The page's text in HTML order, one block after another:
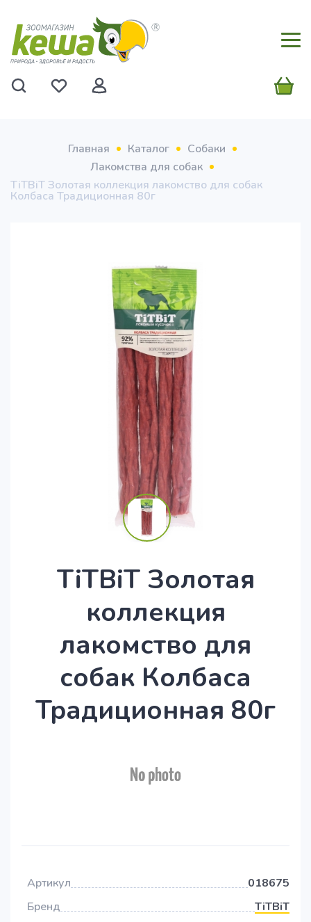
Главная Каталог
Собаки
Лакомства для собак
TiTBiT Золотая коллекция лакомство для собак
Колбаса Традиционная 80г
TiTBiT Золотая
коллекция
лакомство для
собак Колбаса
Традиционная 80г
Артикул
018675
Бренд
TiTBiT